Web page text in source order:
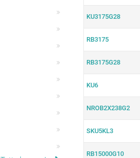
KU3175G28
RB3175
RB3175G28
KU6
NROB2X238G2
SKU5KL3
RB15000G10